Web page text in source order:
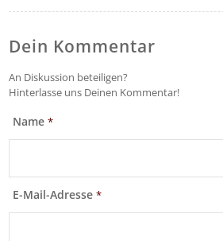
Dein Kommentar
An Diskussion beteiligen?
Hinterlasse uns Deinen Kommentar!
Name*
E-Mail-Adresse*